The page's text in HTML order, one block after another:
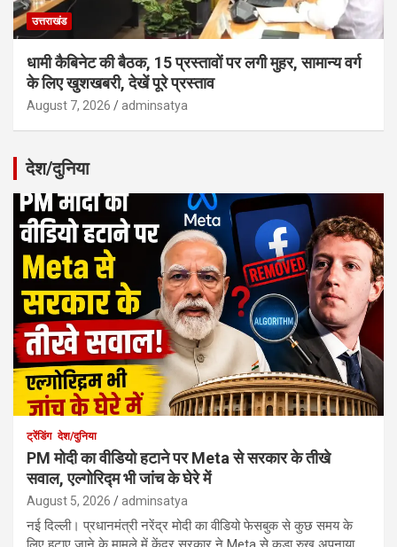
उत्तराखंड
धामी कैबिनेट की बैठक, 15 प्रस्तावों पर लगी मुहर, सामान्य वर्ग
के लिए खुशखबरी, देखें पूरे प्रस्ताव
August 7, 2026 adminsatya
देश/दुनिया
ट्रेंडिंग देश/दुनिया
PM मोदी का वीडियो हटाने पर Meta से सरकार के तीखे
सवाल, एल्गोरिद्म भी जांच के घेरे में
August 5, 2026 adminsatya
नई दिल्ली। प्रधानमंत्री नरेंद्र मोदी का वीडियो फेसबुक से कुछ समय के